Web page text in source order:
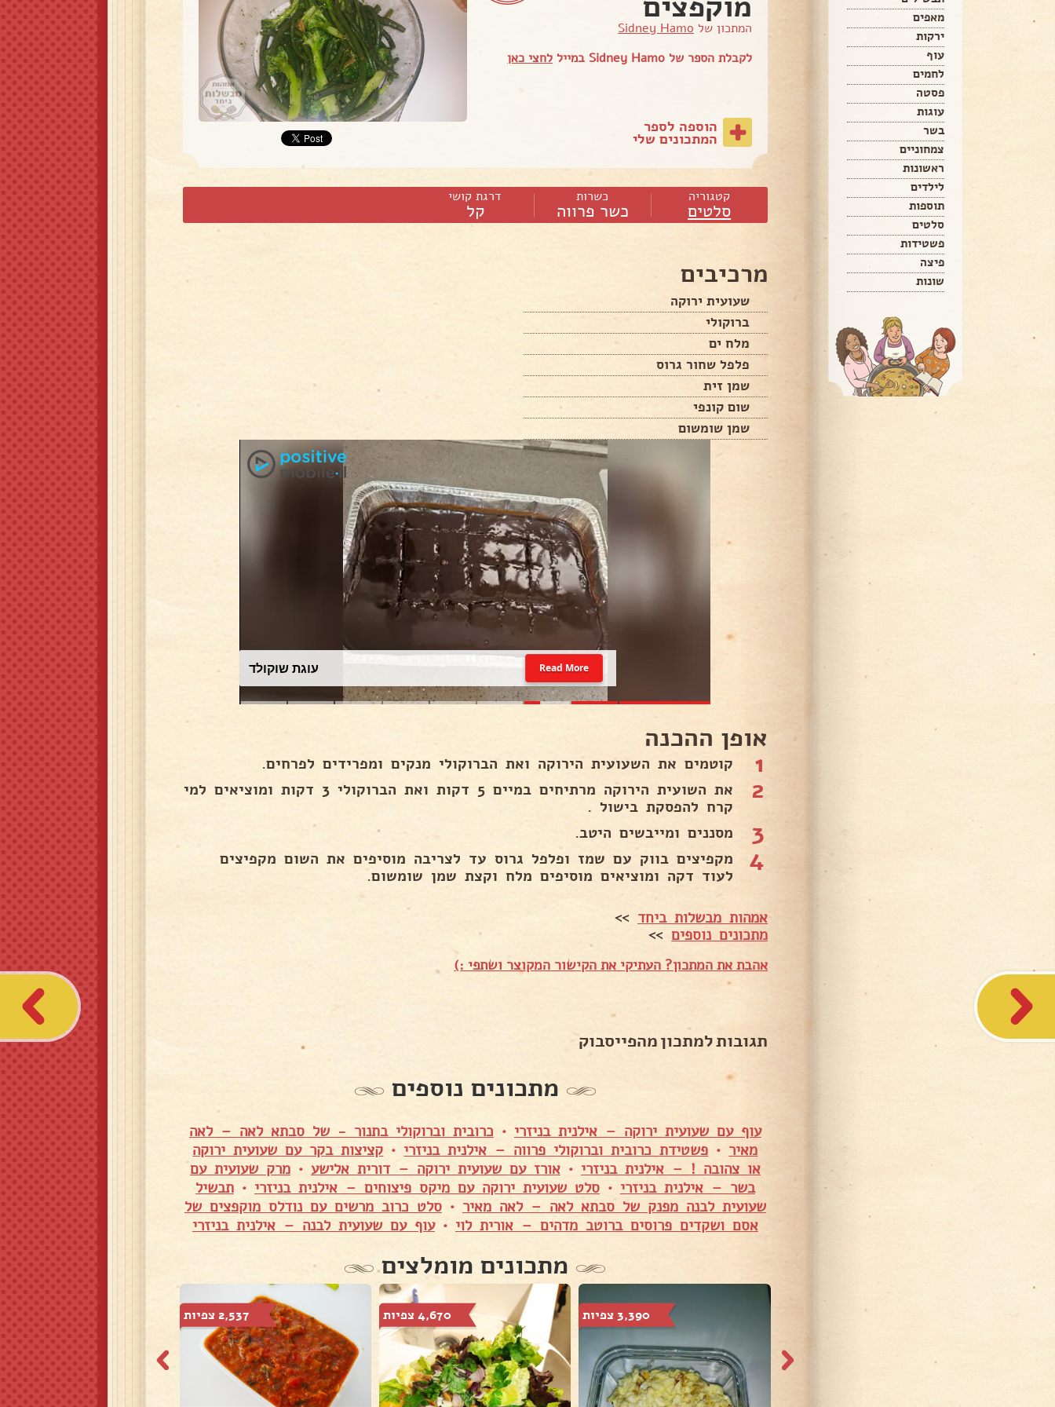
מאפים
ירקות
עוף
לחמים
פסטה
עוגות
בשר
צמחוניים
ראשונות
לילדים
תוספות
סלטים
פשטידות
פיצה
שונות
המתכון של Sidney Hamo
לקבלת הספר של Sidney Hamo במייל
לחצי כאן
הוספה לספר
המתכונים שלי
קטגוריה
סלטים
כשרות
כשר פרווה
דרגת קושי
קל
מרכיבים
שעועית ירוקה
ברוקולי
מלח ים
פלפל שחור גרוס
שמן זית
שום קונפי
שמן שומשום
עוגת שוקולד Read More
אופן ההכנה
1 קוטמים את השעועית הירוקה ואת הברוקולי מנקים ומפרידים לפרחים.
2
את השועית הירוקה מרתיחים במיים 5 דקות ואת הברוקולי 3 דקות ומוציאים למי
קרח להפסקת בישול .
3 מסננים ומייבשים היטב.
4
מקפיצים בווק עם שמז ופלפל גרוס עד לצריבה מוסיפים את השום מקפיצים
לעוד דקה ומוציאים מוסיפים מלח וקצת שמן שומשום.
אמהות מבשלות ביחד >>
מתכונים נוספים>>
אהבת את המתכון? העתיקי את הקישור המקוצר ושתפי :)
תגובות למתכון מהפייסבוק
מתכונים נוספים
עוף עם שעועית ירוקה – אילנית בניזרי • כרובית וברוקולי בתנור - של סבתא לאה – לאה
מאיר • פשטידת כרובית וברוקולי פרווה – אילנית בניזרי • קציצות בקר עם שעועית ירוקה
או צהובה ! – אילנית בניזרי •אורז עם שעועית ירוקה – דורית אלישע •מרק שעועית עם
בשר – אילנית בניזרי •סלט שעועית ירוקה עם מיקס פיצוחים – אילנית בניזרי •תבשיל
שעועית לבנה מפנק של סבתא לאה – לאה מאיר •סלט כרוב מרשים עם נודלס מוקפצים של
אסם ושקדים פרוסים ברוטב מדהים – אורית לוי •עוף עם שעועית לבנה – אילנית בניזרי
מתכונים מומלצים
3,390 צפיות 4,670 צפיות 2,537 צפיות